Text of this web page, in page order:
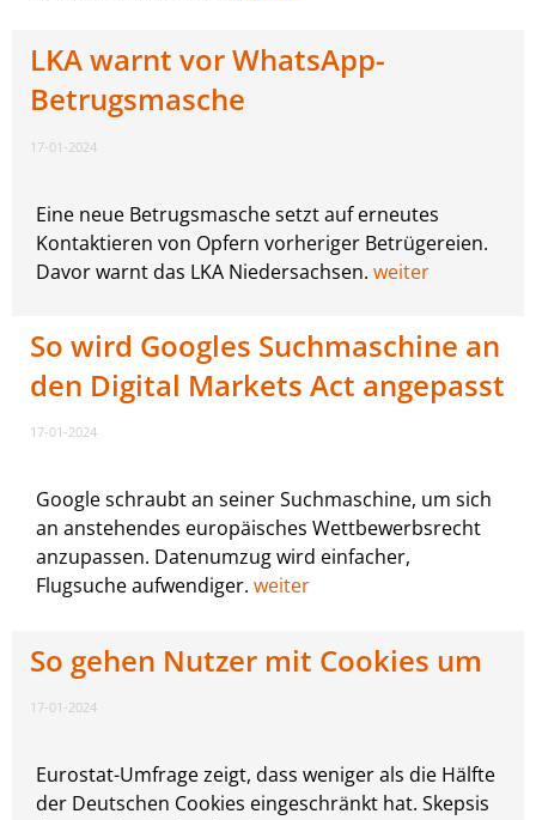
LKA warnt vor WhatsApp-
Betrugsmasche
17-01-2024
Eine neue Betrugsmasche setzt auf erneutes
Kontaktieren von Opfern vorheriger Betrügereien.
Davor warnt das LKA Niedersachsen. weiter
So wird Googles Suchmaschine an
den Digital Markets Act angepasst
17-01-2024
Google schraubt an seiner Suchmaschine, um sich
an anstehendes europäisches Wettbewerbsrecht
anzupassen. Datenumzug wird einfacher,
Flugsuche aufwendiger. weiter
So gehen Nutzer mit Cookies um
17-01-2024
Eurostat-Umfrage zeigt, dass weniger als die Hälfte
der Deutschen Cookies eingeschränkt hat. Skepsis